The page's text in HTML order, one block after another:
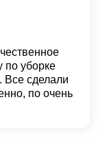
по уборке
Все сделали
по очень